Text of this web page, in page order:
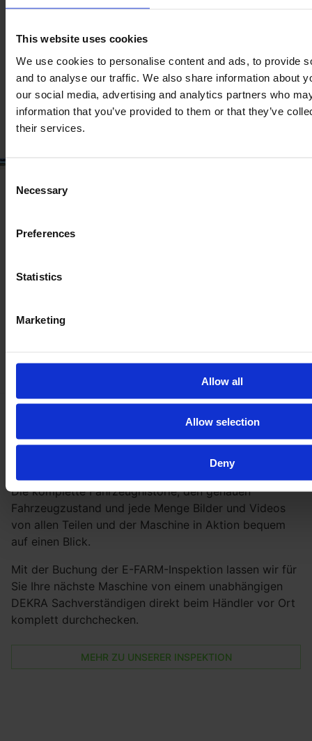
This website uses cookies
We use cookies to personalise content and ads, to provide
and to analyse our traffic. We also share information about
our social media, advertising and analytics partners who
information that you’ve provided to them or that they’ve
their services.
Selection
Necessary
Preferences
Statistics
Marketing
Allow all
Allow selection
Deny
2020 240 PS
122.000 €
zzgl. MwSt.
Rundum sicher mit unserer
Die komplette Fahrzeughistorie, den genauen
Fahrzeugzustand und jede Menge Bilder und Videos
von allen Teilen und der Maschine in Aktion bequem
auf einen Blick.
Mit der Buchung der E-FARM-Inspektion lassen wir für
Sie Ihre nächste Maschine von einem unabhängigen
DEKRA Sachverständigen direkt beim Händler vor Ort
komplett durchchecken.
MEHR ZU UNSERER INSPEKTION